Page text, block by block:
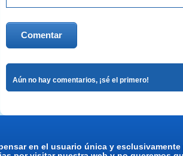
Comentar
Aún no hay comentarios, ¡sé el primero!
en el usuario única y